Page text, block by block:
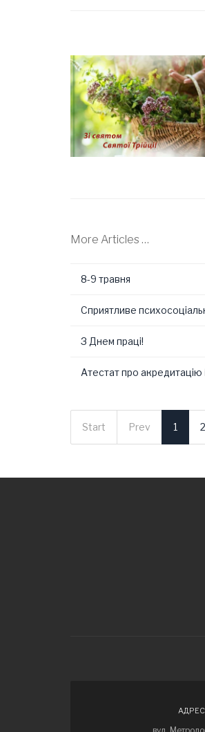
More Articles …
8-9 травня
Сприятливе
З Днем праці!
Атестат про
Start Prev 1 2